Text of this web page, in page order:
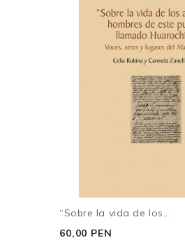
“Sobre la vida de los...
60,00 PEN